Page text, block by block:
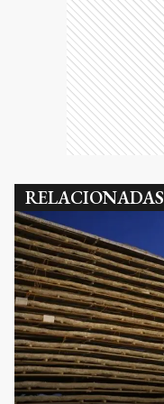
RELACIONADAS